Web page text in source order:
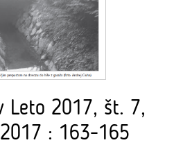
Leto 2017, št. 7,
: 163-165